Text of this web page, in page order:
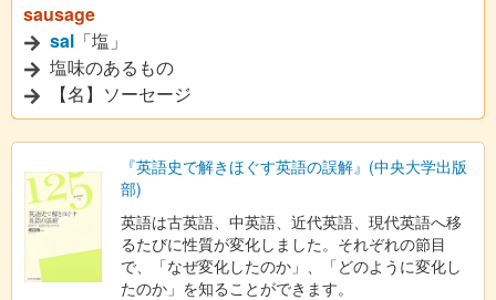
sausage
sal 「塩」
塩味のあるもの
【名】ソーセージ
『英語史で解きほぐす英語の誤解』(中央大学出版
部)
英語は古英語、中英語、近代英語、現代英語へ移
るたびに性質が変化しました。それぞれの節目
で、「なぜ変化したのか」、「どのように変化し
たのか」を知ることができます。